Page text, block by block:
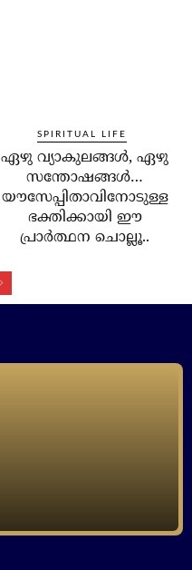
SPIRITUAL LIFE
ഏഴു വ്യാകുലങ്ങള്‍, ഏഴു
സന്തോഷങ്ങള്‍…
യൗസേപ്പിതാവിനോടുള്ള
ഭക്തിക്കായി ഈ
പ്രാര്‍ത്ഥന ചൊല്ലൂ..